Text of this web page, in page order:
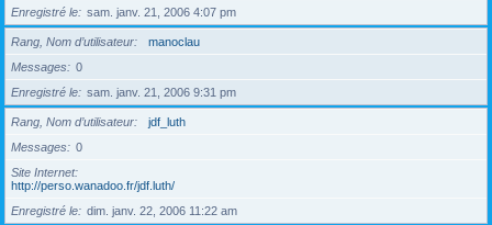
Enregistré le
sam. janv. 21, 2006 4:07 pm
Rang, Nom d’utilisateur
manoclau
Messages
0
Enregistré le
sam. janv. 21, 2006 9:31 pm
Rang, Nom d’utilisateur
jdf_luth
Messages
0
Site Internet
http://perso.wanadoo.fr/jdf.luth/
Enregistré le
dim. janv. 22, 2006 11:22 am